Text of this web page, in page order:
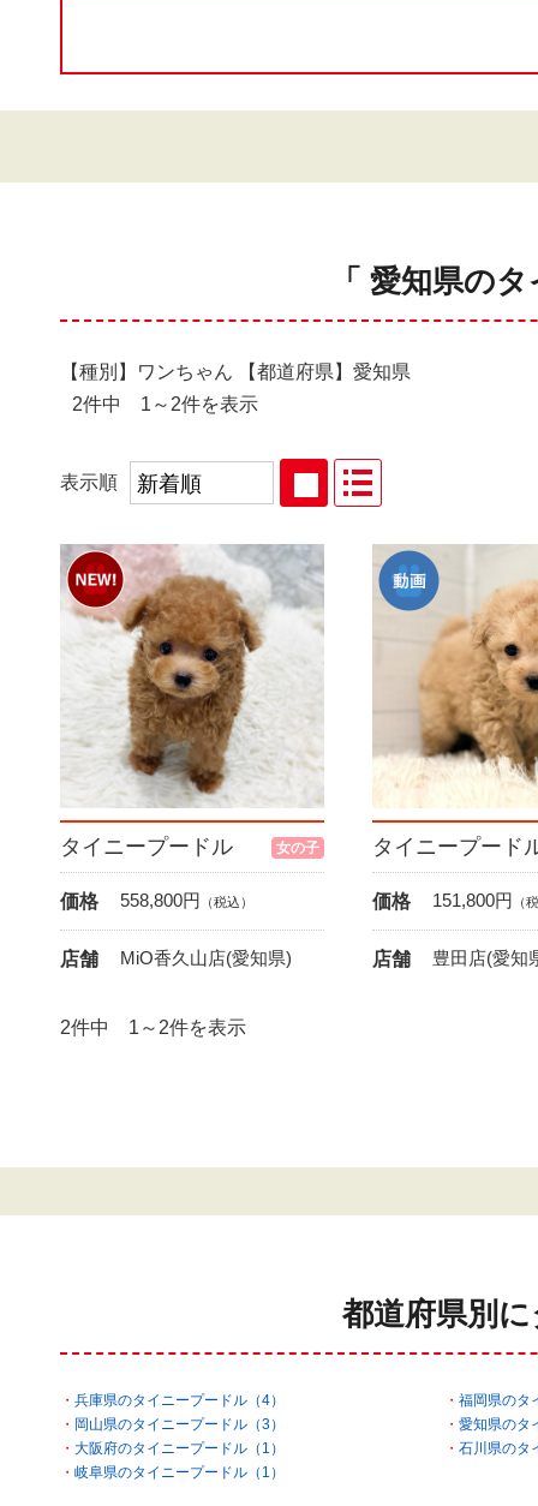
「 愛知県の
【種別】ワンちゃん 【都道府県】愛知県
2件中 1～2件を表示
表示順
タイニープードル 女の子
価格 558,800円 （税込）
店舗 MiO香久山店(愛知県)
タイニープード
価格 151,800円 （
店舗 豊田店(愛知
2件中 1～2件を表示
都道府県別
兵庫県のタイニープードル（4）
福岡県のタ
岡山県のタイニープードル（3）
愛知県のタ
大阪府のタイニープードル（1）
石川県のタ
岐阜県のタイニープードル（1）